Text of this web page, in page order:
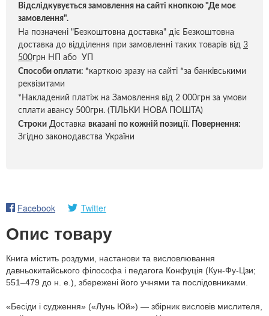
Відслідкувується замовлення на сайті кнопкою "Де моє
замовлення".
На позначені "Безкоштовна доставка" діє Безкоштовна
доставка до відділення при замовленні таких товарів від 3
500грн НП або УП
Способи оплати: *карткою зразу на сайті *за банківськими
реквізитами
*Накладений платіж на Замовлення від 2 000грн за умови
сплати авансу 500грн. (ТІЛЬКИ НОВА ПОШТА)
Строки Доставка вказані по кожній позиції.
Повернення:
Згідно законодавства України
Facebook Twitter
Опис товару
Книга містить роздуми, настанови та висловлювання
давньокитайського філософа і педагога Конфуція (Кун-Фу-Цзи;
551–479 до н. е.), збережені його учнями та послідовниками.
«Бесіди і судження» («Лунь Юй») — збірник висловів мислителя,